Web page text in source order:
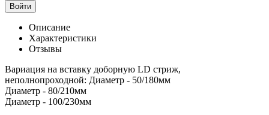
Войти
Описание
Характеристики
Отзывы
Вариация на вставку доборную LD стриж,
неполнопроходной: Диаметр - 50/180мм
Диаметр - 80/210мм
Диаметр - 100/230мм